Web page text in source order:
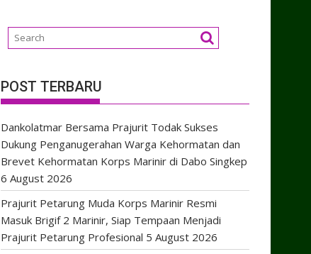
POST TERBARU
Dankolatmar Bersama Prajurit Todak Sukses
Dukung Penganugerahan Warga Kehormatan dan
Brevet Kehormatan Korps Marinir di Dabo Singkep
6 August 2026
Prajurit Petarung Muda Korps Marinir Resmi
Masuk Brigif 2 Marinir, Siap Tempaan Menjadi
Prajurit Petarung Profesional 5 August 2026